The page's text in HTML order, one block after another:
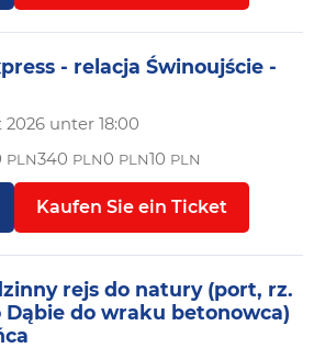
- relacja Świnoujście -
unter 18:00
PLN340 PLN0 PLN10 PLN
Kaufen Sie ein Ticket
rejs do natury (port, rz.
Dąbie do wraku betonowca)